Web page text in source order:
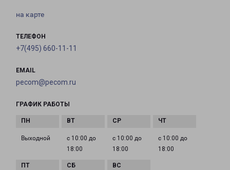
на карте
ТЕЛЕФОН
+7(495) 660-11-11
EMAIL
pecom@pecom.ru
ГРАФИК РАБОТЫ
Выходной
с 10:00 до
18:00
с 10:00 до
18:00
с 10:00 до
18:00